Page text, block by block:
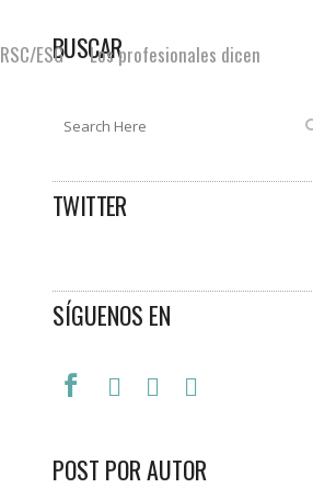
RSC/ESG Los profesionales dicen
BUSCAR
TWITTER
SÍGUENOS EN
POST POR AUTOR